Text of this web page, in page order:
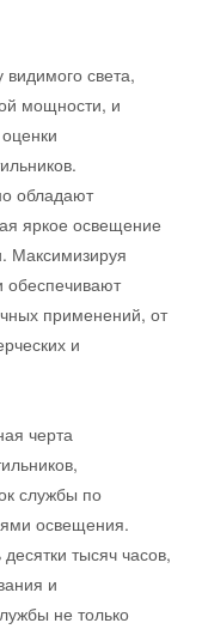
видимого света,
мощности, и
обладают
яркое освещение
Максимизируя
обеспечивают
применений, от
и
черта
службы по
освещения.
тысяч часов,
и
не только